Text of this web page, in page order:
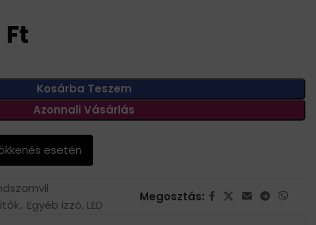
Ft
Kosárba Teszem
Azonnali Vásárlás
esetén
, Egyéb izzó, LED
Megosztás: